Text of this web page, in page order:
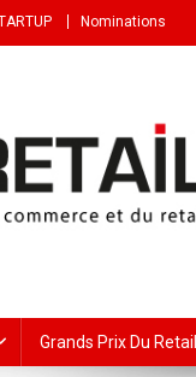
Nominations
Grands Prix Du Retail